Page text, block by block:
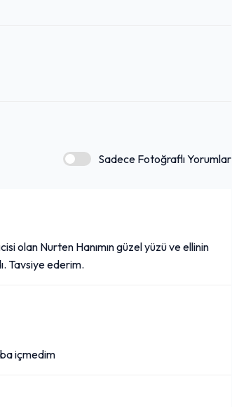
Sadece Fotoğraflı Yorumlar
olan Nurten Hanımın güzel yüzü ve ellinin
Tavsiye ederim.
içmedim